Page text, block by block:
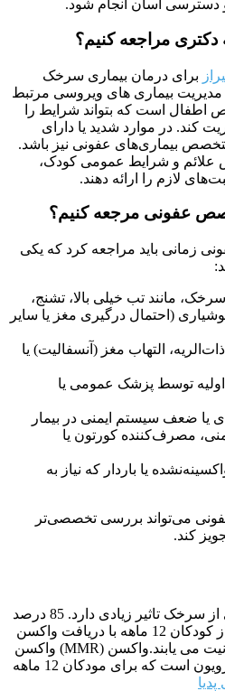
دسترسی آسان انجام شود.
مراجعه کنیم؟
برای درمان بیماری سرخک
بیماری های ویروسی مرتبط
اطفال است که بتواند شرایط را
کند. در موارد شدید یا دارای
بیماری‌های عفونی نیز باشد.
علائم و شرایط عمومی کودک،
لازم را ارائه دهند.
عفونی مرجعه کنیم؟
زمانی باید مراجعه کرد که یکی
مانند تب خیلی بالا، تشنج،
(احتمال درگیری مغز یا سایر
التهاب مغز (آنسفالیت) یا
اولیه توسط پزشک عمومی یا
یا ضعف سیستم ایمنی در بیمار
مصرف‌کننده کورتون یا
یا باردار که نیاز به
می‌تواند بررسی تخصصی‌تر
کند.
واکسن سرخک برای پیشگیری از سرخک تاثیر زیادی دارد. 85 درصد
از کودکان 9 ماهه و 95 درصد از کودکان 12 ماهه با دریافت واکسن
در مقابل بیماری سرخک مصونیت می یابند.واکسن (MMR) واکسن
ترکیبی سرخک ؛ سرخچه و اورویون است که برای مودکان 12 ماهه